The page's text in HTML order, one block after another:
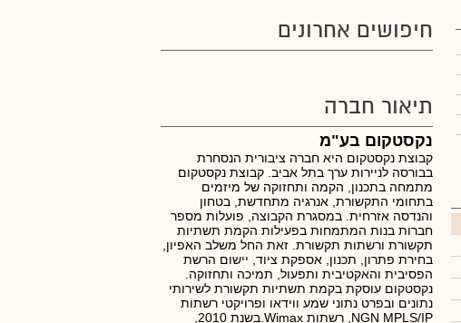
חיפושים אחרונים
תיאור חברה
נקסטקום בע"מ
קבוצת נקסטקום היא חברה ציבורית הנסחרת
בבורסה לניירות ערך בתל אביב. קבוצת נקסטקום
מתמחה בתכנון, הקמה ותחזוקה של מיזמים
בתחומי התקשורת, אנרגיה מתחדשת, בטחון
והנדסה אזרחית. במסגרת הקבוצה, פועלות מספר
חברות בנות המתמחות בפעילות הקמת תשתיות
תקשורת ורשתות תקשורת. זאת החל משלב האפיון,
בחירת פתרון, תכנון, אספקת ציוד, יישום הרשת
הפסיבית והאקטיבית ותפעול, תמיכה ותחזוקה.
נקסטקום עוסקת בקמת תשתיות תקשורת לשירותי
נתונים ובפרט נתוני שמע ווידאו ופרויקטי רשתות